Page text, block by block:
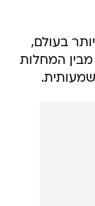
בעולם,
מבין המחלות